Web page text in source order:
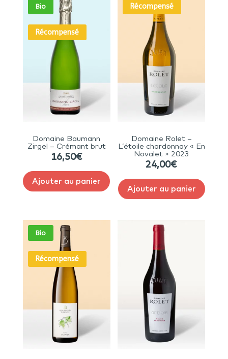
Bio
Récompensé
Domaine Baumann
Zirgel – Crémant brut
16,50€
Ajouter au panier
Récompensé
Domaine Rolet –
L’étoile chardonnay « En
Novalet » 2023
24,00€
Ajouter au panier
Bio
Récompensé